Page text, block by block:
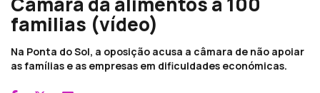
familias (vídeo)
Na Ponta do Sol, a oposição acusa a câmara de não apoiar
as famílias e as empresas em dificuldades económicas.